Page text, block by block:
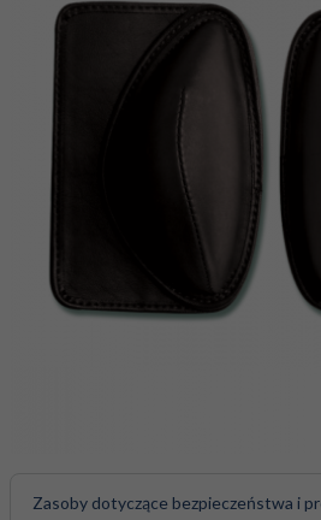
Zasoby dotyczące bezpieczeństwa i